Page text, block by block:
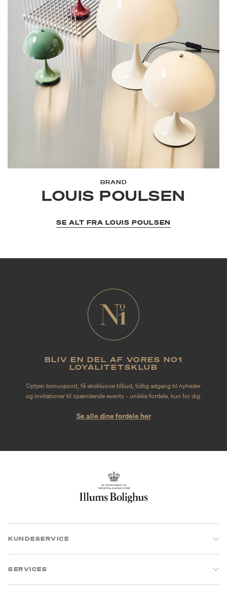
BRAND
LOUIS POULSEN
SE ALT FRA LOUIS POULSEN
BLIV EN DEL AF VORES NO1
LOYALITETSKLUB
Optjen bonuspoint, få eksklusive tilbud, tidlig adgang til nyheder
og invitationer til spændende events - unikke fordele, kun for dig.
Se alle dine fordele her
KUNDESERVICE
SERVICES